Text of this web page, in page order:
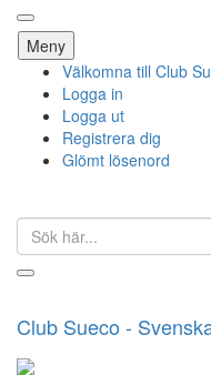
Meny Hoppa
till
innehåll
Välkomna till Club
Logga in
Logga ut
Registrera dig
Glömt lösenord
Sök
efter:
Club Sueco -